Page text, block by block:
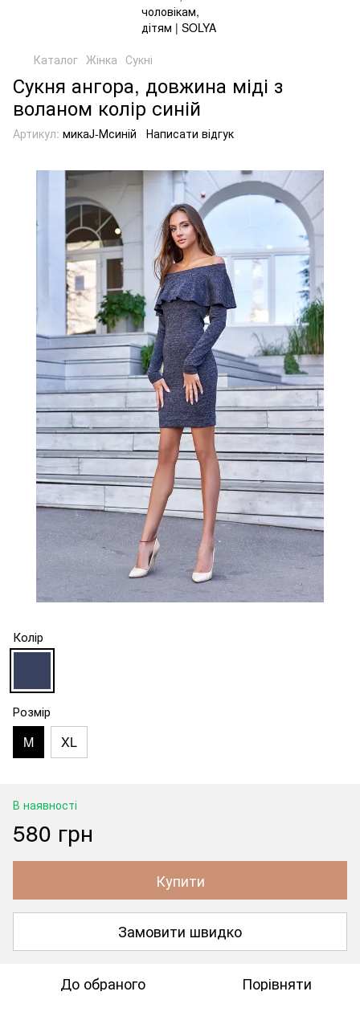
Каталог Жінка Сукні
Сукня ангора, довжина міді з
воланом колір синій
Артикул: микаJ-Мсиній Написати відгук
Колір
Розмір
M XL
В наявності
580 грн
Купити
Замовити швидко
До обраного Порівняти